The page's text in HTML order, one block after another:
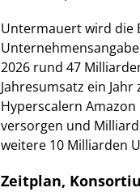
Untermauert wird die
2026 rund 47
Jahresumsatz ein
Hyperscalern
versorgen und
weitere 10 Milliarden
Zeitplan,